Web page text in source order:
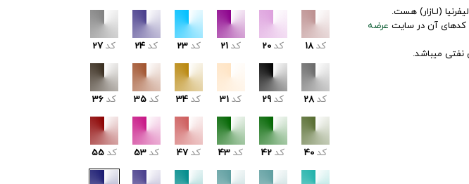
عرضه
کد 18 کد 20 کد 21 کد 23 کد 24 کد 27
کد 28 کد 29 کد 31 کد 34 کد 35 کد 36
کد 40 کد 42 کد 43 کد 47 کد 53 کد 55